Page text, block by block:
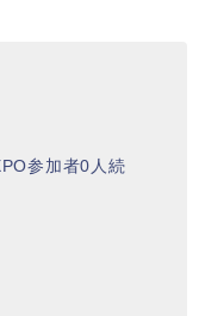
参加者0人続